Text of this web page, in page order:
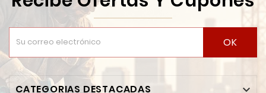
OK
CATEGORIAS DESTACADAS 